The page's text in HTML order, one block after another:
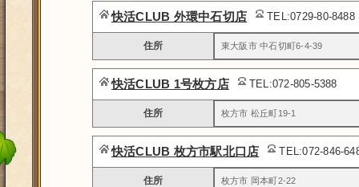
快活CLUB 外環中石切店 TEL:0729-80-8488
住所 東大阪市 中石切町6-4-39
快活CLUB 1号枚方店 TEL:072-805-5388
住所 枚方市 松丘町19-1
快活CLUB 枚方市駅北口店 TEL:072-846-
住所 枚方市 岡本町2-22